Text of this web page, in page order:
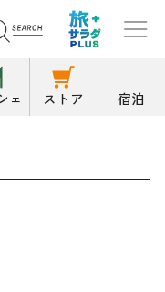
ェ ストア 宿泊